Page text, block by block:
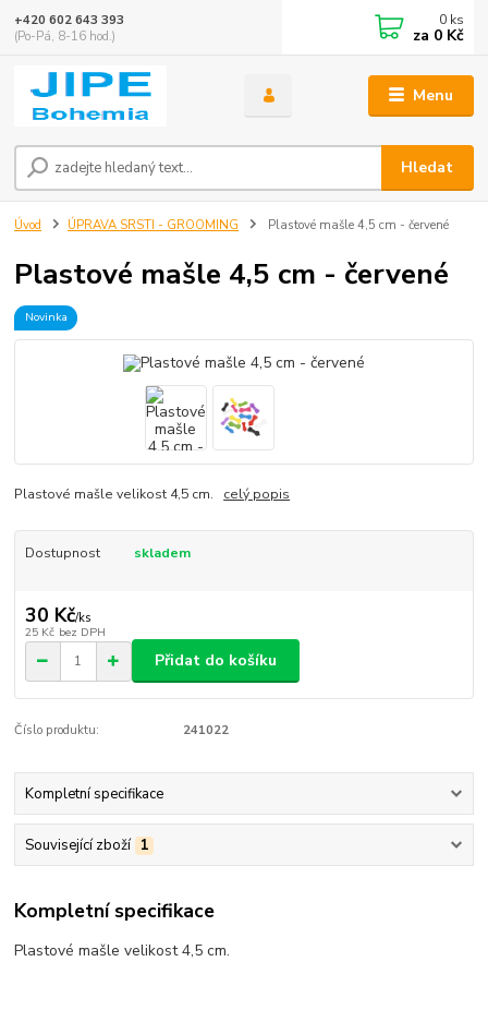
Menu
Hledat
+420 602 643 393
(Po-Pá, 8-16 hod.)
0 ks
za 0 Kč
Úvod ÚPRAVA SRSTI - GROOMING Plastové mašle 4,5 cm - červené
Plastové mašle 4,5 cm - červené
Novinka
Plastové mašle velikost 4,5 cm. celý popis
Dostupnost skladem
30 Kč/ks
25 Kč bez DPH
Přidat do košíku
Číslo produktu: 241022
Kompletní specifikace
Související zboží 1
Kompletní specifikace
Plastové mašle velikost 4,5 cm.